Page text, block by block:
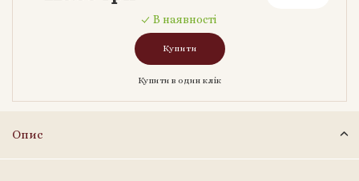
В наявності
Купити
Купити в один клік
Опис